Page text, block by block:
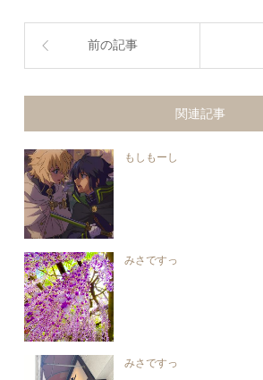
前の記事
関連記事
もしもーし
みさですっ
みさですっ